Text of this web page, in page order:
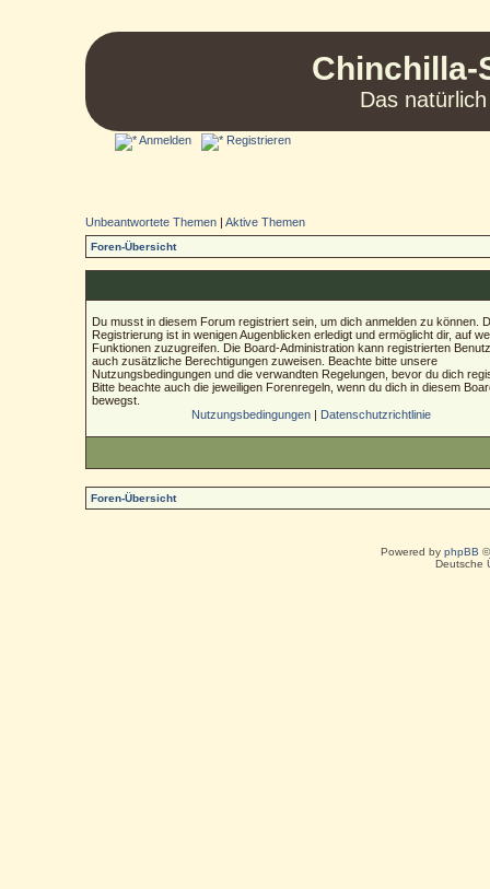
Chinchilla-
Das
Anmelden Registrieren
Unbeantwortete Themen |Aktive Themen
Foren-Übersicht
Du musst in diesem Forum registriert sein, um dich anmelden zu können.
Registrierung ist in wenigen Augenblicken erledigt und ermöglicht dir, auf
Funktionen zuzugreifen. Die Board-Administration kann registrierten
auch zusätzliche Berechtigungen zuweisen. Beachte bitte unsere
Nutzungsbedingungen und die verwandten Regelungen, bevor du dich
Bitte beachte auch die jeweiligen Forenregeln, wenn du dich in diesem
bewegst.
Nutzungsbedingungen| Datenschutzrichtlinie
Foren-Übersicht
Powered by phpBB
Deutsche